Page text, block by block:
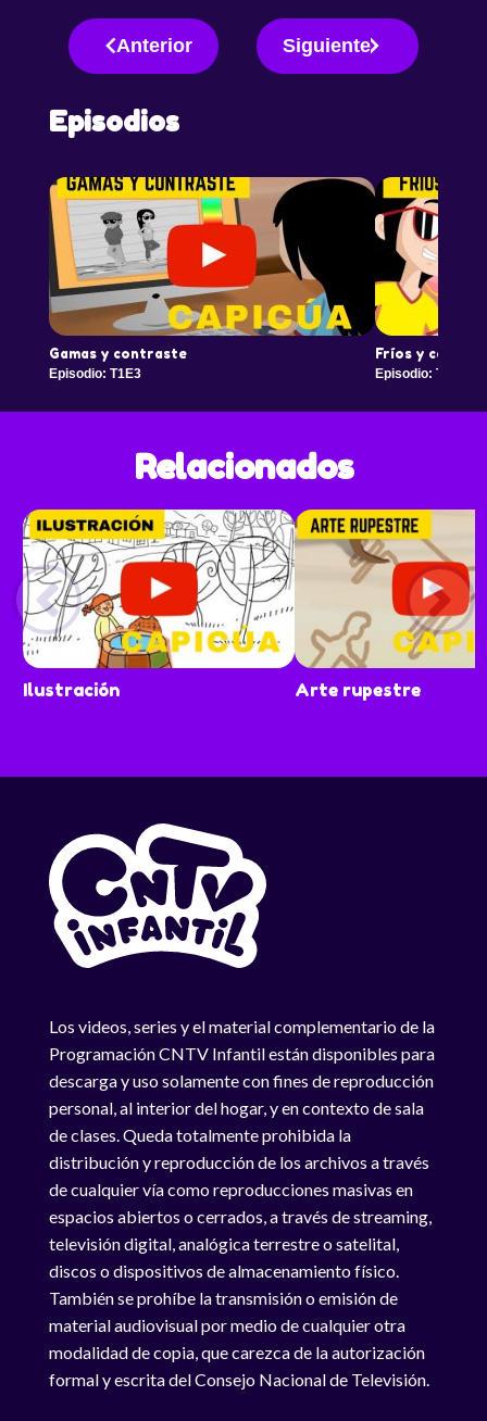
sus diversas expresiones. En este capítulo,
Anterior Siguiente
Episodios
Gamas y contraste
Episodio: T1E3
Fríos y cálidos
Episodio: T1E4
Relacionados
Ilustración Arte rupestre
Los videos, series y el material complementario de la
Programación CNTV Infantil están disponibles para
descarga y uso solamente con fines de reproducción
personal, al interior del hogar, y en contexto de sala
de clases. Queda totalmente prohibida la
distribución y reproducción de los archivos a través
de cualquier vía como reproducciones masivas en
espacios abiertos o cerrados, a través de streaming,
televisión digital, analógica terrestre o satelital,
discos o dispositivos de almacenamiento físico.
También se prohíbe la transmisión o emisión de
material audiovisual por medio de cualquier otra
modalidad de copia, que carezca de la autorización
formal y escrita del Consejo Nacional de Televisión.